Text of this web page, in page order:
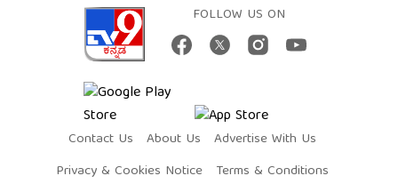
FOLLOW US ON
Contact Us About Us
Advertise With Us
Privacy & Cookies Notice
Terms & Conditions